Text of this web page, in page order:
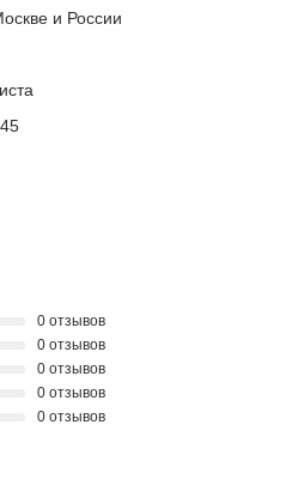
и России
0 отзывов
0 отзывов
0 отзывов
0 отзывов
0 отзывов